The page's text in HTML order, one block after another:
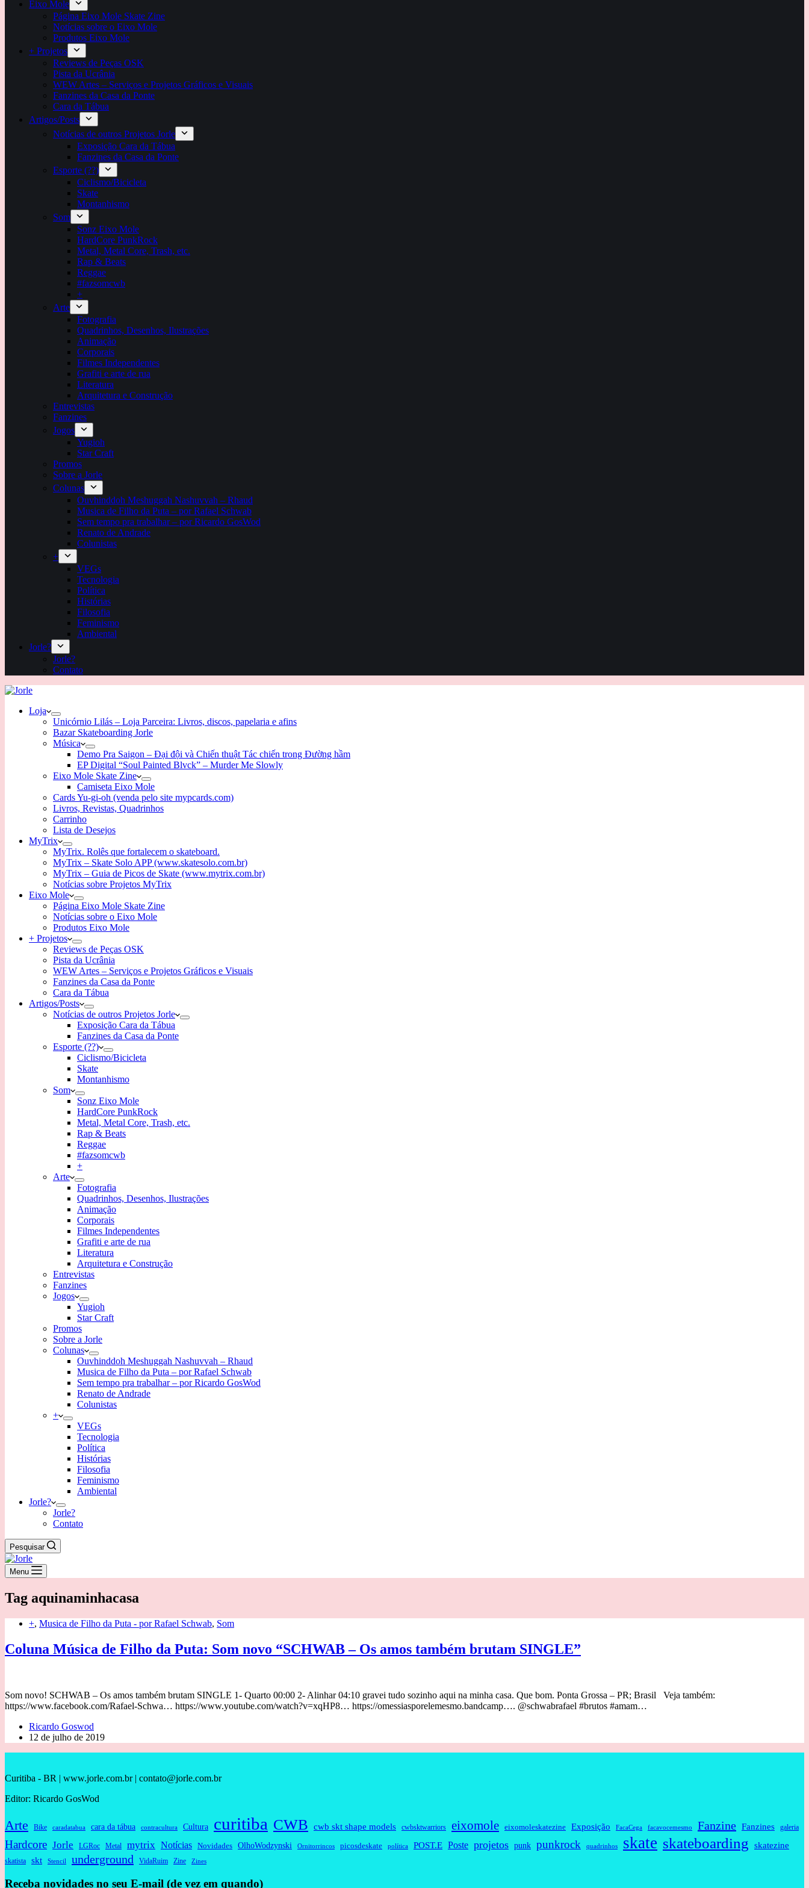
Eixo Mole
Página Eixo Mole Skate Zine
Notícias sobre o Eixo Mole
Produtos Eixo Mole
+ Projetos
Reviews de Peças OSK
Pista da Ucrânia
WEW Artes – Serviços e Projetos Gráficos e Visuais
Fanzines da Casa da Ponte
Cara da Tábua
Artigos/Posts
Notícias de outros Projetos Jorle
Exposição Cara da Tábua
Fanzines da Casa da Ponte
Esporte (??)
Ciclismo/Bicicleta
Skate
Montanhismo
Som
Sonz Eixo Mole
HardCore PunkRock
Metal, Metal Core, Trash, etc.
Rap & Beats
Reggae
#fazsomcwb
+
Arte
Fotografia
Quadrinhos, Desenhos, Ilustrações
Animação
Corporais
Filmes Independentes
Grafiti e arte de rua
Literatura
Arquitetura e Construção
Entrevistas
Fanzines
Jogos
Yugioh
Star Craft
Promos
Sobre a Jorle
Colunas
Ouvhinddoh Meshuggah Nashuvvah – Rhaud
Musica de Filho da Puta – por Rafael Schwab
Sem tempo pra trabalhar – por Ricardo GosWod
Renato de Andrade
Colunistas
+
VEGs
Tecnologia
Política
Histórias
Filosofia
Feminismo
Ambiental
Jorle?
Jorle?
Contato
Loja
Unicórnio Lilás – Loja Parceira: Livros, discos, papelaria e afins
Bazar Skateboarding Jorle
Música
Demo Pra Saigon – Đại đội và Chiến thuật Tác chiến trong Đường hầm
EP Digital “Soul Painted Blvck” – Murder Me Slowly
Eixo Mole Skate Zine
Camiseta Eixo Mole
Cards Yu-gi-oh (venda pelo site mypcards.com)
Livros, Revistas, Quadrinhos
Carrinho
Lista de Desejos
MyTrix
MyTrix. Rolês que fortalecem o skateboard.
MyTrix – Skate Solo APP (www.skatesolo.com.br)
MyTrix – Guia de Picos de Skate (www.mytrix.com.br)
Notícias sobre Projetos MyTrix
Eixo Mole
Página Eixo Mole Skate Zine
Notícias sobre o Eixo Mole
Produtos Eixo Mole
+ Projetos
Reviews de Peças OSK
Pista da Ucrânia
WEW Artes – Serviços e Projetos Gráficos e Visuais
Fanzines da Casa da Ponte
Cara da Tábua
Artigos/Posts
Notícias de outros Projetos Jorle
Exposição Cara da Tábua
Fanzines da Casa da Ponte
Esporte (??)
Ciclismo/Bicicleta
Skate
Montanhismo
Som
Sonz Eixo Mole
HardCore PunkRock
Metal, Metal Core, Trash, etc.
Rap & Beats
Reggae
#fazsomcwb
+
Arte
Fotografia
Quadrinhos, Desenhos, Ilustrações
Animação
Corporais
Filmes Independentes
Grafiti e arte de rua
Literatura
Arquitetura e Construção
Entrevistas
Fanzines
Jogos
Yugioh
Star Craft
Promos
Sobre a Jorle
Colunas
Ouvhinddoh Meshuggah Nashuvvah – Rhaud
Musica de Filho da Puta – por Rafael Schwab
Sem tempo pra trabalhar – por Ricardo GosWod
Renato de Andrade
Colunistas
+
VEGs
Tecnologia
Política
Histórias
Filosofia
Feminismo
Ambiental
Jorle?
Jorle?
Contato
Pesquisar
Menu
Tag aquinaminhacasa
+, Musica de Filho da Puta - por Rafael Schwab, Som
Coluna Música de Filho da Puta: Som novo “SCHWAB – Os amos também brutam SINGLE”
Som novo! SCHWAB – Os amos também brutam SINGLE 1- Quarto 00:00 2- Alinhar 04:10 gravei tudo sozinho aqui na minha casa. Que bom. Ponta Grossa – PR; Brasil Veja também:
https://www.facebook.com/Rafael-Schwa… https://www.youtube.com/watch?v=xqHP8… https://omessiasporelemesmo.bandcamp…. @schwabrafael #brutos #amam…
Ricardo Goswod
12 de julho de 2019
Curitiba - BR | www.jorle.com.br | contato@jorle.com.br
Editor: Ricardo GosWod
Arte Bike caradatabua cara da tábua contracultura Cultura curitiba CWB cwb skt shape models cwbsktwarriors eixomole eixomoleskatezine Exposição FacaCega facavocemesmo Fanzine Fanzines galeria
Hardcore Jorle LGRoc Metal mytrix Notícias Novidades OlhoWodzynski Ornitorrincos picosdeskate política POST.E Poste projetos punk punkrock quadrinhos skate skateboarding skatezine
skatista skt Stencil underground VidaRuim Zine Zines
Receba novidades no seu E-mail (de vez em quando)